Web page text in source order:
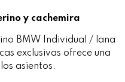
y cachemira
BMW Individual / lana
exclusivas ofrece una
asientos.